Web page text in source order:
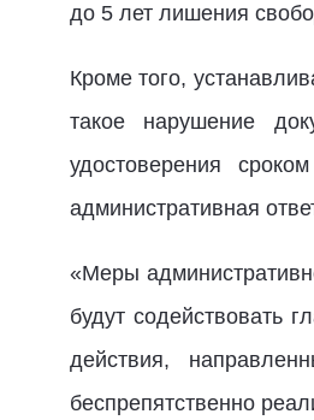
до 5 лет лишения
Кроме того,
такое нарушение
удостоверения
административная
«Меры
будут содействовать
действия,
беспрепятственно